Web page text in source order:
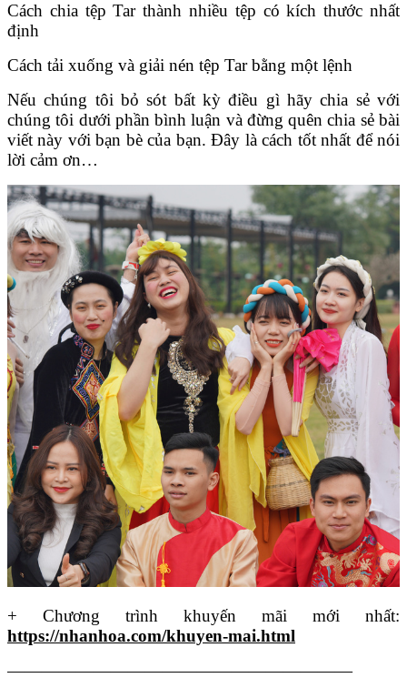
Cách chia tệp Tar thành nhiều tệp có kích thước nhất
định
Cách tải xuống và giải nén tệp Tar bằng một lệnh
Nếu chúng tôi bỏ sót bất kỳ điều gì hãy chia sẻ với
chúng tôi dưới phần bình luận và đừng quên chia sẻ bài
viết này với bạn bè của bạn. Đây là cách tốt nhất để nói
lời cảm ơn…
+ Chương trình khuyến mãi mới nhất:
https://nhanhoa.com/khuyen-mai.html
————————————————————